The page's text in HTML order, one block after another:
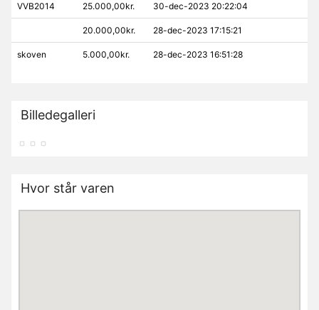
VVB2014 25.000,00kr. 30-dec-2023 20:22:04
20.000,00kr. 28-dec-2023 17:15:21
skoven 5.000,00kr. 28-dec-2023 16:51:28
Billedegalleri
Hvor står varen